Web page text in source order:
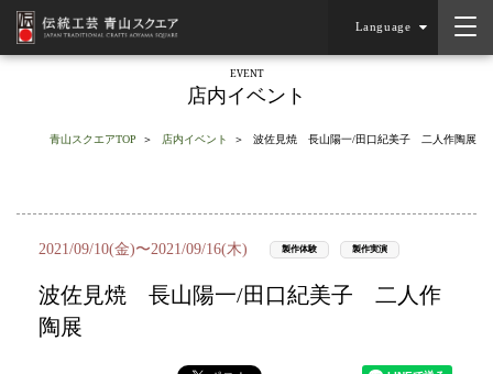
Language
EVENT
店内イベント
青山スクエアTOP 店内イベント 波佐見焼 長山陽一/田口紀美子 二人作陶展
2021/09/10(金)〜2021/09/16(木) 製作体験 製作実演
波佐見焼 長山陽一/田口紀美子 二人作
陶展